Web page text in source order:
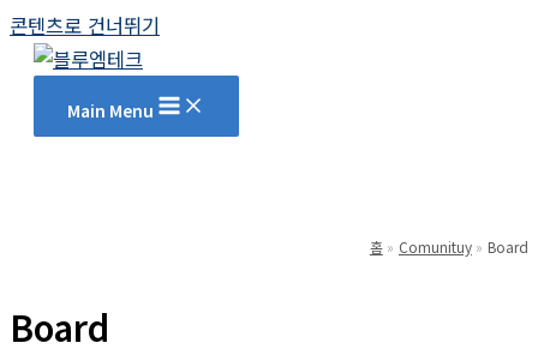
콘텐츠로 건너뛰기
Main Menu
홈 Comunituy Board
Board